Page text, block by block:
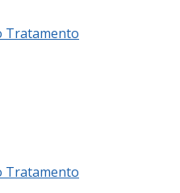
Tratamento
Tratamento